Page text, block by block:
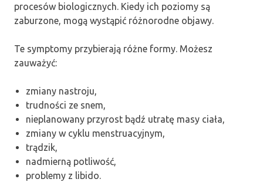
procesów biologicznych. Kiedy ich poziomy są
zaburzone, mogą wystąpić różnorodne objawy.
Te symptomy przybierają różne formy. Możesz
zauważyć:
zmiany nastroju,
trudności ze snem,
nieplanowany przyrost bądź utratę masy ciała,
zmiany w cyklu menstruacyjnym,
trądzik,
nadmierną potliwość,
problemy z libido.